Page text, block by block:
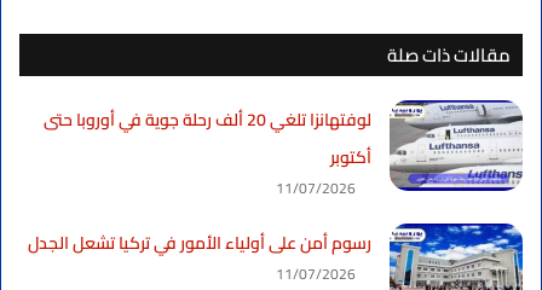
مقالات ذات صلة
لوفتهانزا تلغي 20 ألف رحلة جوية في أوروبا حتى
أكتوبر
11/07/2026
رسوم أمن على أولياء الأمور في تركيا تشعل الجدل
11/07/2026